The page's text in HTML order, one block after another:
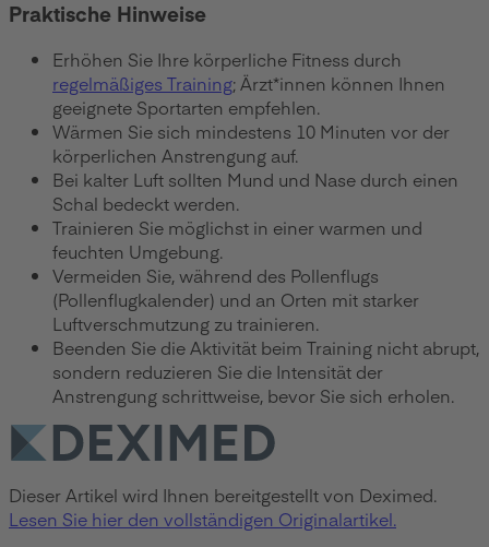
Praktische Hinweise
Erhöhen Sie Ihre körperliche Fitness durch
regelmäßiges Training; Ärzt*innen können Ihnen
geeignete Sportarten empfehlen.
Wärmen Sie sich mindestens 10 Minuten vor der
körperlichen Anstrengung auf.
Bei kalter Luft sollten Mund und Nase durch einen
Schal bedeckt werden.
Trainieren Sie möglichst in einer warmen und
feuchten Umgebung.
Vermeiden Sie, während des Pollenflugs
(Pollenflugkalender) und an Orten mit starker
Luftverschmutzung zu trainieren.
Beenden Sie die Aktivität beim Training nicht abrupt,
sondern reduzieren Sie die Intensität der
Anstrengung schrittweise, bevor Sie sich erholen.
Dieser Artikel wird Ihnen bereitgestellt von Deximed.
Lesen Sie hier den vollständigen Originalartikel.